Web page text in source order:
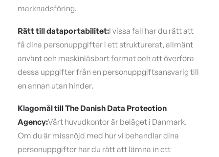
marknadsföring.
Rätt till dataportabilitet:I vissa fall har du rätt att
få dina personuppgifter i ett strukturerat, allmänt
använt och maskinläsbart format och att överföra
dessa uppgifter från en personuppgiftsansvarig till
en annan utan hinder.
Klagomål till The Danish Data Protection
Agency:Vårt huvudkontor är beläget i Danmark.
Om du är missnöjd med hur vi behandlar dina
personuppgifter har du rätt att lämna in ett